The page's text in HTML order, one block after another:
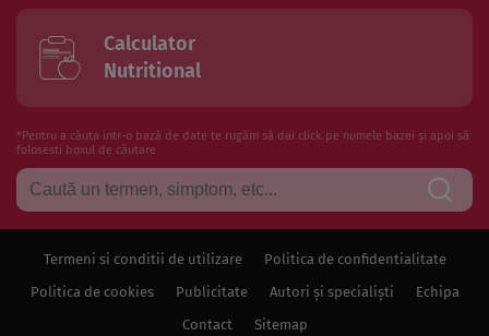
Calculator
Nutritional
*Pentru a căuta intr-o bază de date te rugăm să dai click pe numele bazei și apoi să
folosesti boxul de căutare
Termeni si conditii de utilizare
Politica de confidentialitate
Politica de cookies
Publicitate Autori și specialiști
Echipa
Contact
Sitemap